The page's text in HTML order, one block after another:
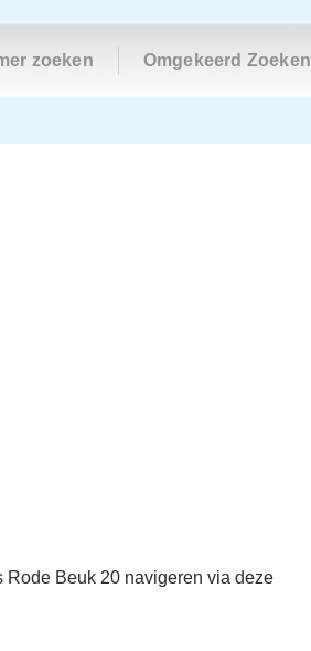
zoeken Omgekeerd Zoeken
Beuk 20 navigeren via deze